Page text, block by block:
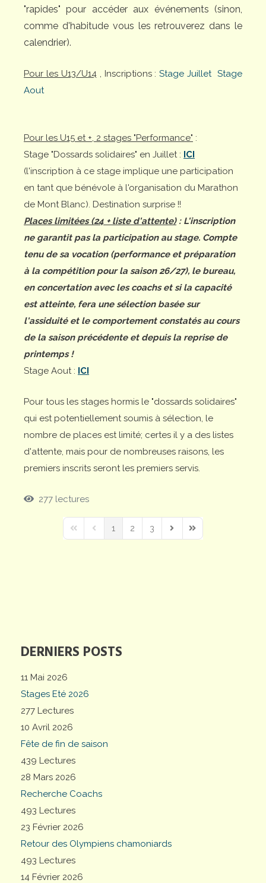
DERNIERS POSTS
11 Mai 2026
Stages Eté 2026
277 Lectures
10 Avril 2026
Fête de fin de saison
439 Lectures
28 Mars 2026
Recherche Coachs
493 Lectures
23 Février 2026
Retour des Olympiens chamoniards
493 Lectures
14 Février 2026
"rapides" pour accéder aux événements (sinon,
comme d'habitude vous les retrouverez dans le
calendrier).
Pour les U13/U14, Inscriptions :Stage Juillet Stage
Aout
Pour les U15 et +, 2 stages "Performance" :
Stage "Dossards solidaires" en Juillet : ICI
(l'inscription à ce stage implique une participation
en tant que bénévole à l'organisation du Marathon
de Mont Blanc). Destination surprise !!
Places limitées (24 + liste d'attente): L'inscription
ne garantit pas la participation au stage. Compte
tenu de sa vocation (performance et préparation
à la compétition pour la saison 26/27), le bureau,
en concertation avec les coachs et si la capacité
est atteinte, fera une sélection basée sur
l'assiduité et le comportement constatés au cours
de la saison précédente et depuis la reprise de
printemps !
Stage Aout : ICI
Pour tous les stages hormis le "dossards solidaires"
qui est potentiellement soumis à sélection, le
nombre de places est limité; certes il y a des listes
d'attente, mais pour de nombreuses raisons, les
premiers inscrits seront les premiers servis.
277 lectures
First PagePrevious Page
1 2 3
Next PageLast Page